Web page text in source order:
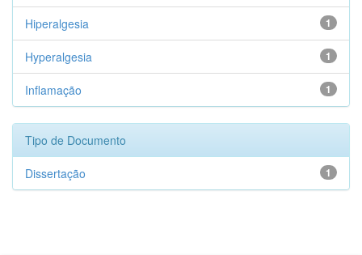
1
Hiperalgesia
1
Hyperalgesia
1
Inflamação
Tipo de Documento
1
Dissertação